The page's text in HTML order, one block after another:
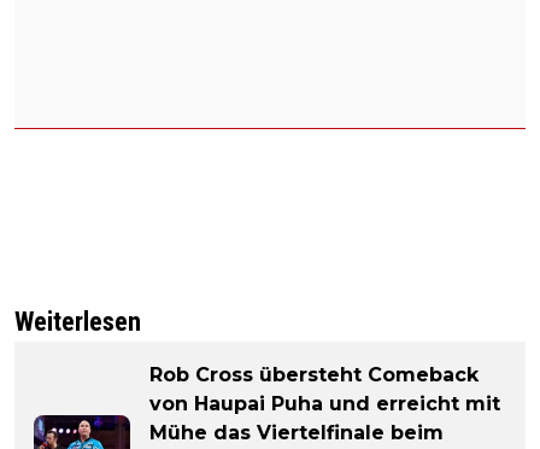
Weiterlesen
Rob Cross übersteht Comeback
von Haupai Puha und erreicht mit
Mühe das Viertelfinale beim